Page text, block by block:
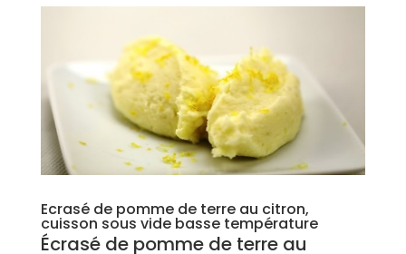
Ecrasé de pomme de terre au citron,
cuisson sous vide basse température
Écrasé de pomme de terre au